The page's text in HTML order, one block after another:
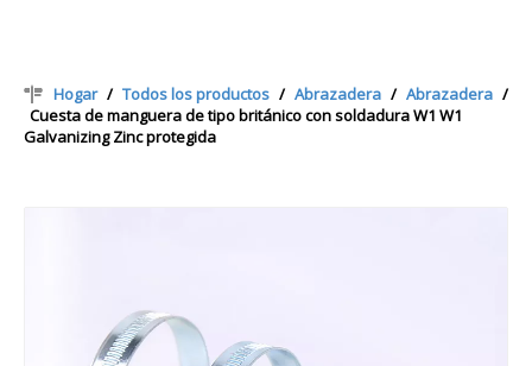
Hogar / Todos los productos / Abrazadera / Abrazadera /
Cuesta de manguera de tipo británico con soldadura W1 W1
Galvanizing Zinc protegida